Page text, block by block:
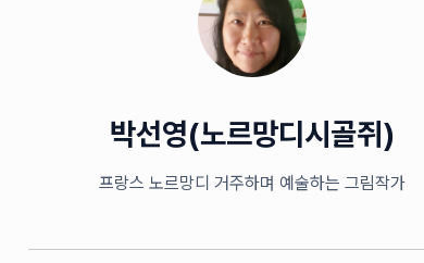
박선영(노르망디시골쥐)
프랑스 노르망디 거주하며 예술하는 그림작가